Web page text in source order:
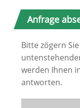
Anfrage
Bitte zögern
werden Ihnen
antworten.